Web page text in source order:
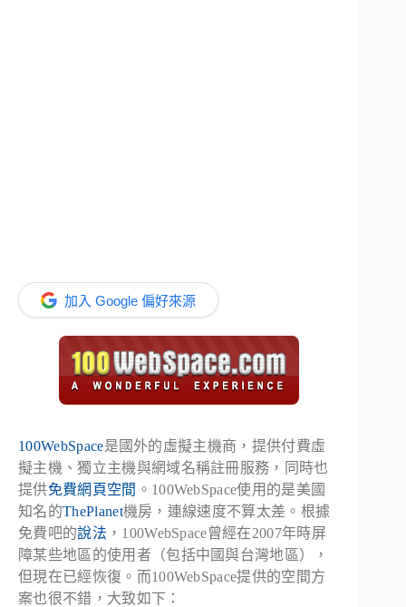
加入 Google 偏好來源
100WebSpace是國外的虛擬主機商，提供付費虛
擬主機、獨立主機與網域名稱註冊服務，同時也
提供免費網頁空間 。100WebSpace使用的是美國
知名的ThePlanet機房，連線速度不算太差。根據
免費吧的說法 ，100WebSpace曾經在2007年時屏
障某些地區的使用者（包括中國與台灣地區），
但現在已經恢復。而100WebSpace提供的空間方
案也很不錯，大致如下：